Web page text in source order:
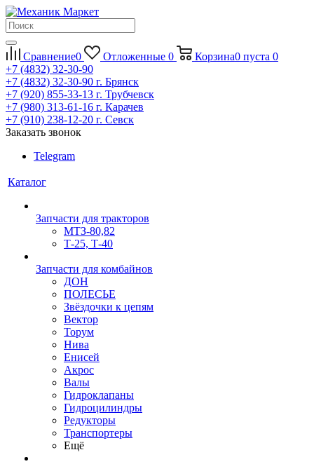
Сравнение0 Отложенные 0 Корзина0 пуста 0
+7 (4832) 32-30-90
+7 (4832) 32-30-90 г. Брянск
+7 (920) 855-33-13 г. Трубчевск
+7 (980) 313-61-16 г. Карачев
+7 (910) 238-12-20 г. Севск
Заказать звонок
Telegram
Каталог
Запчасти для тракторов
МТЗ-80,82
Т-25, Т-40
Запчасти для комбайнов
ДОН
ПОЛЕСЬЕ
Звёздочки к цепям
Вектор
Торум
Нива
Енисей
Акрос
Валы
Гидроклапаны
Гидроцилиндры
Редукторы
Транспортеры
Ещё